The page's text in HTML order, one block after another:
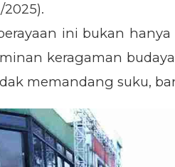
2025).
ini bukan
keragaman
memandang suku,